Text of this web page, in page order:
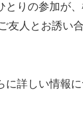
りの参加が
人とお誘い
詳しい情報に